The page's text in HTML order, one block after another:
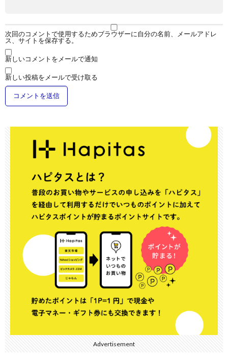
次回のコメントで使用するためブラウザーに自分の名前、メールアドレ
ス、サイトを保存する。
新しいコメントをメールで通知
新しい投稿をメールで受け取る
Advertisement